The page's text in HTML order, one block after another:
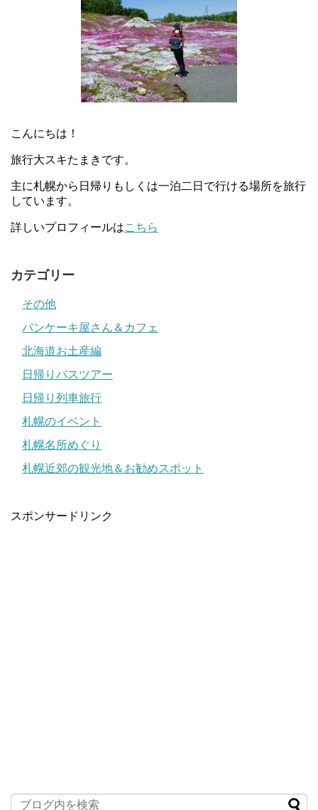
こんにちは！
旅行大スキたまきです。
主に札幌から日帰りもしくは一泊二日で行ける場所を旅行
しています。
詳しいプロフィールはこちら
カテゴリー
その他
パンケーキ屋さん＆カフェ
北海道お土産編
日帰りバスツアー
日帰り列車旅行
札幌のイベント
札幌名所めぐり
札幌近郊の観光地＆お勧めスポット
スポンサードリンク